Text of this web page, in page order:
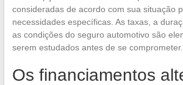
consideradas de acordo com sua situação
necessidades específicas. As taxas, a
as condições do seguro automotivo são
serem estudados antes de se comprometer.
Os financiamentos